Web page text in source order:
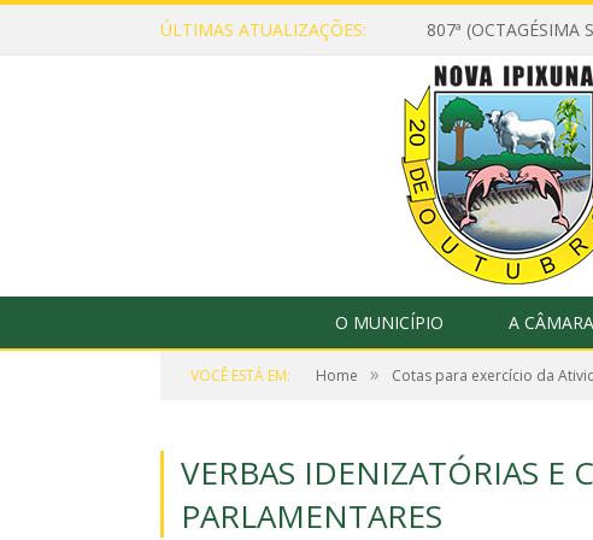
ÚLTIMAS ATUALIZAÇÕES: 807ª (OCTAGÉSIMA
O MUNICÍPIO A CÂMARA
VOCÊ ESTÁ EM: Home » Cotas para exercício da
VERBAS IDENIZATÓRIAS E
PARLAMENTARES